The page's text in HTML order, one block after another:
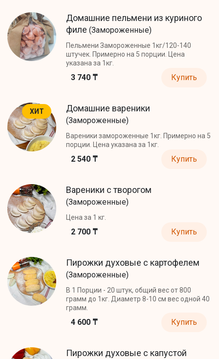
Домашние пельмени из куриного
филе (Замороженные)
Пельмени Замороженные 1кг/120-140
штучек. Примерно на 5 порции. Цена
указана за 1кг.
3 740 ₸ Купить
ХИТ Домашние вареники
(Замороженные)
Вареники замороженные 1кг. Примерно на 5
порции. Цена указана за 1кг.
2 540 ₸ Купить
Вареники с творогом
(Замороженные)
Цена за 1 кг.
2 700 ₸ Купить
Пирожки духовые с картофелем
(Замороженные)
В 1 Порции - 20 штук, общий вес от 800
грамм до 1кг. Диаметр 8-10 см вес одной 40
грамм.
4 600 ₸ Купить
Пирожки духовые с капустой